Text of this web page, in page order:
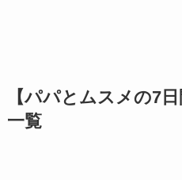
【パパとムスメの7
一覧